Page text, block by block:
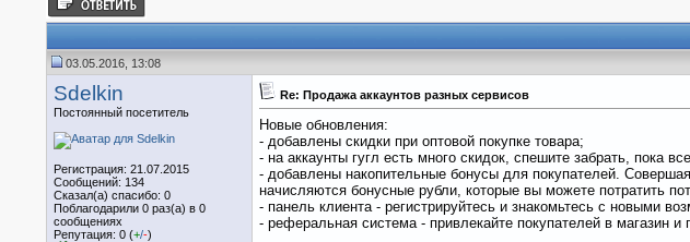
03.05.2016, 13:08
Sdelkin
Постоянный посетитель
Регистрация: 21.07.2015
Сообщений: 134
Сказал(а) спасибо: 0
Поблагодарили 0 раз(а) в 0
сообщениях
Репутация: 0 (+/-)
Re: Продажа аккаунтов разных сервисов
Новые обновления:
- добавлены скидки при оптовой покупке товара;
- на аккаунты гугл есть много скидок, спешите забрать, пока
- добавлены накопительные бонусы для покупателей.
начисляются бонусные рубли, которые вы можете потратить
- панель клиента - регистрируйтесь и знакомьтесь с новыми
- реферальная система - привлекайте покупателей в магазин